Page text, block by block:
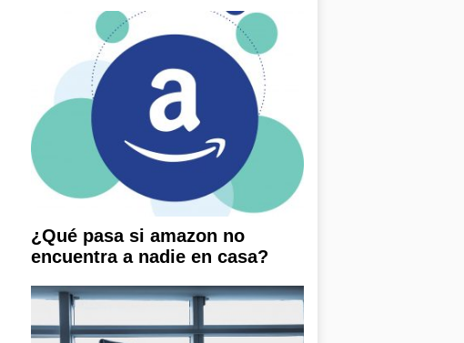
¿Qué pasa si amazon no
encuentra a nadie en casa?